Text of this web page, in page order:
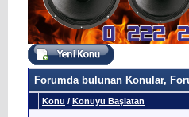
Forumda bulunan Konular,
Konu / Konuyu Başlatan